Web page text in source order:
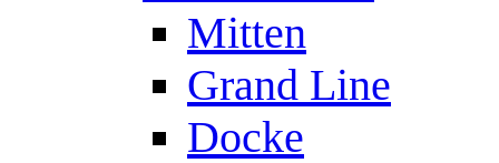
Mitten
Grand Line
Docke